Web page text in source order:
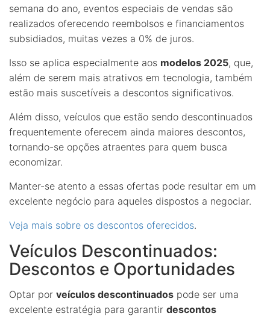
semana do ano, eventos especiais de vendas são
realizados oferecendo reembolsos e financiamentos
subsidiados, muitas vezes a 0% de juros.
Isso se aplica especialmente aos modelos 2025, que,
além de serem mais atrativos em tecnologia, também
estão mais suscetíveis a descontos significativos.
Além disso, veículos que estão sendo descontinuados
frequentemente oferecem ainda maiores descontos,
tornando-se opções atraentes para quem busca
economizar.
Manter-se atento a essas ofertas pode resultar em um
excelente negócio para aqueles dispostos a negociar.
Veja mais sobre os descontos oferecidos.
Veículos Descontinuados:
Descontos e Oportunidades
Optar por veículos descontinuados pode ser uma
excelente estratégia para garantir descontos